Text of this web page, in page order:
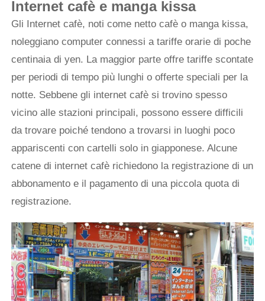
Internet cafè e manga kissa
Gli Internet cafè, noti come netto cafè o manga kissa,
noleggiano computer connessi a tariffe orarie di poche
centinaia di yen. La maggior parte offre tariffe scontate
per periodi di tempo più lunghi o offerte speciali per la
notte. Sebbene gli internet cafè si trovino spesso
vicino alle stazioni principali, possono essere difficili
da trovare poiché tendono a trovarsi in luoghi poco
appariscenti con cartelli solo in giapponese. Alcune
catene di internet cafè richiedono la registrazione di un
abbonamento e il pagamento di una piccola quota di
registrazione.